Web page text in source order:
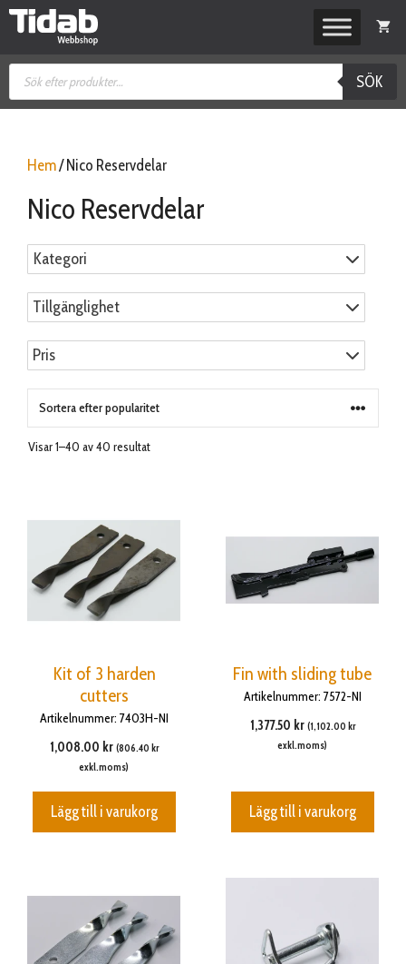
Hoppa
Produktsökning
SÖK
Hem/ Nico Reservdelar
Nico Reservdelar
Kategori
Tillgänglighet
Pris
Visar 1–40 av 40 resultat
Kit of 3 harden
cutters
Artikelnummer: 7403H-NI
1,008.00 kr (806.40 kr
exkl.moms)
Lägg till i varukorg
Fin with sliding tube
Artikelnummer: 7572-NI
1,377.50 kr (1,102.00 kr
exkl.moms)
Lägg till i varukorg